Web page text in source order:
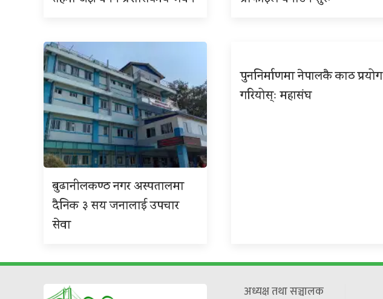
बुढानीलकण्ठ नगर अस्पतालमा
दैनिक ३ सय जनालाई उपचार
सेवा
पुननिर्माणमा नेपालकै काठ प्रयोग
गरियोस्ः महासंघ
अध्यक्ष तथा सञ्चालक